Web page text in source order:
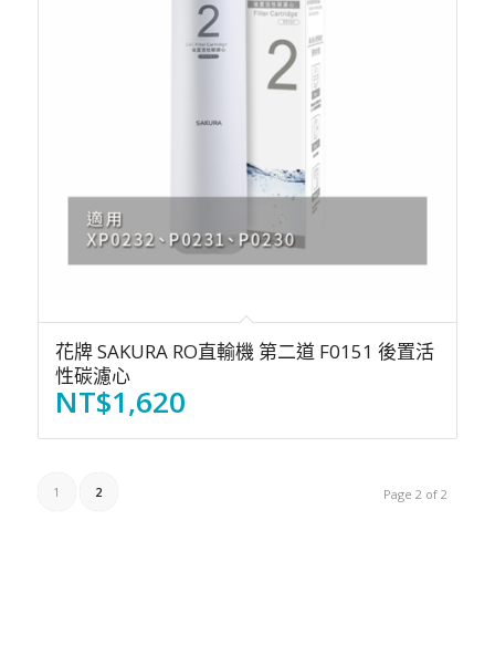
花牌 SAKURA RO直輸機 第二道 F0151 後置活
性碳濾心
NT$1,620
Page 2 of 2
1 2